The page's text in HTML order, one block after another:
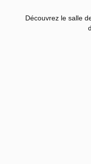
Découvrez le salle